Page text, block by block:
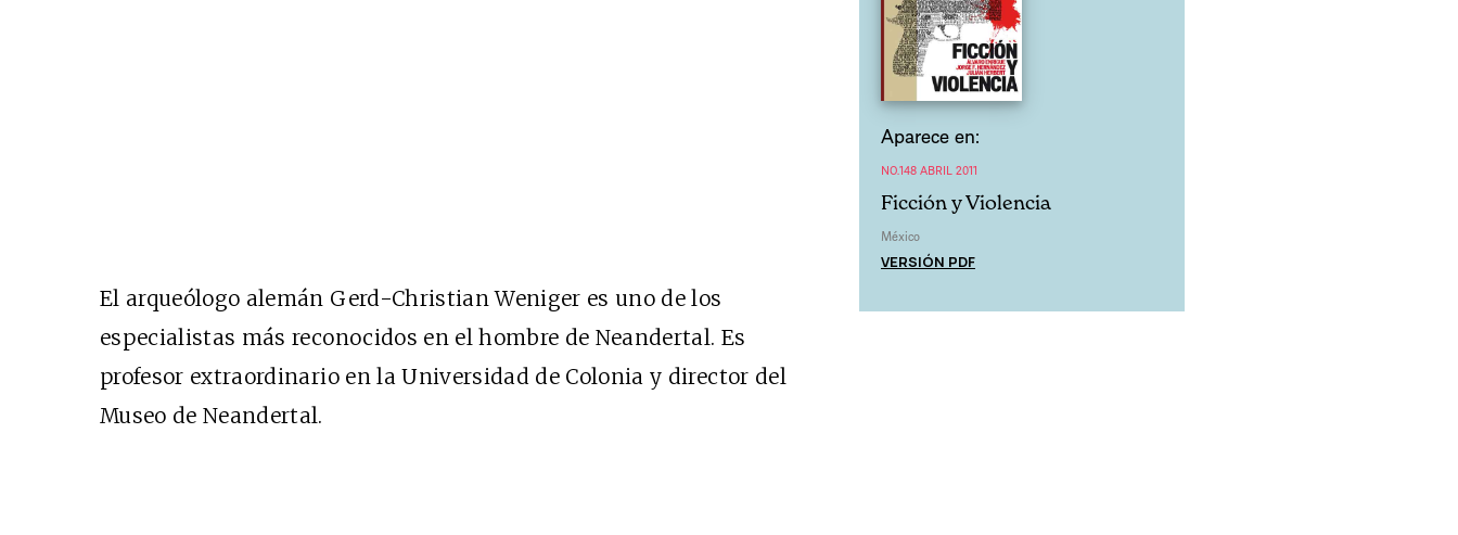
El arqueólogo alemán Gerd-Christian Weniger es uno de los
especialistas más reconocidos en el hombre de Neandertal. Es
profesor extraordinario en la Universidad de Colonia y director del
Museo de Neandertal.
Aparece en:
NO.148 ABRIL 2011
Ficción y Violencia
México
VERSIÓN PDF